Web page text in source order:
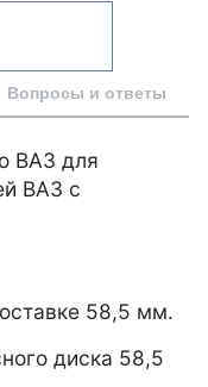
Вопросы и ответы
ВАЗ для
ВАЗ с
58,5 мм.
диска 58,5